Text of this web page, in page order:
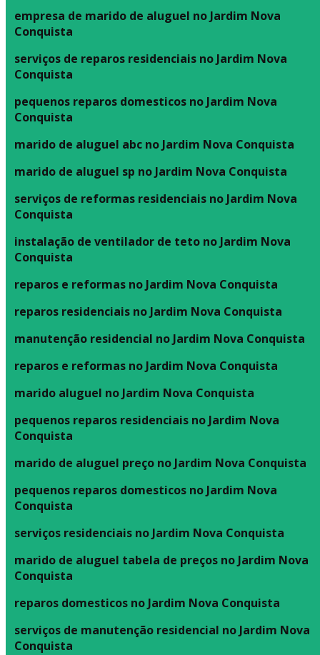
empresa de marido de aluguel no Jardim Nova
Conquista
serviços de reparos residenciais no Jardim Nova
Conquista
pequenos reparos domesticos no Jardim Nova
Conquista
marido de aluguel abc no Jardim Nova Conquista
marido de aluguel sp no Jardim Nova Conquista
serviços de reformas residenciais no Jardim Nova
Conquista
instalação de ventilador de teto no Jardim Nova
Conquista
reparos e reformas no Jardim Nova Conquista
reparos residenciais no Jardim Nova Conquista
manutenção residencial no Jardim Nova Conquista
reparos e reformas no Jardim Nova Conquista
marido aluguel no Jardim Nova Conquista
pequenos reparos residenciais no Jardim Nova
Conquista
marido de aluguel preço no Jardim Nova Conquista
pequenos reparos domesticos no Jardim Nova
Conquista
serviços residenciais no Jardim Nova Conquista
marido de aluguel tabela de preços no Jardim Nova
Conquista
reparos domesticos no Jardim Nova Conquista
serviços de manutenção residencial no Jardim Nova
Conquista